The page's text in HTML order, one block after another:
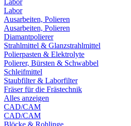
Labor
Labor
Ausarbeiten, Polieren
Ausarbeiten, Polieren
Diamantpolierer
Strahlmittel & Glanzstrahlmittel
Polierpasten & Elektrolyte
Polierer, Bürsten & Schwabbel
Schleifmittel
Staubfilter & Laborfilter
Fräser für die Frästechnik
Alles anzeigen
CAD/CAM
CAD/CAM
Blöcke & Rohlinge